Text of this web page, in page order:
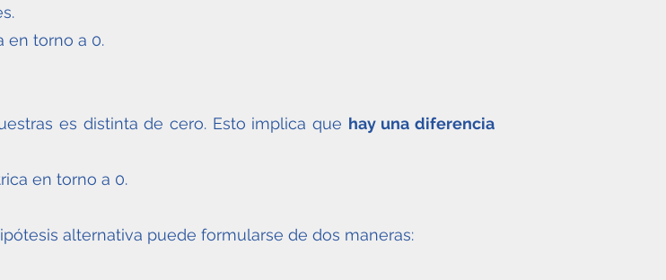
en torno a 0.
es distinta de cero. Esto implica que hay una diferencia
en torno a 0.
alternativa puede formularse de dos maneras: